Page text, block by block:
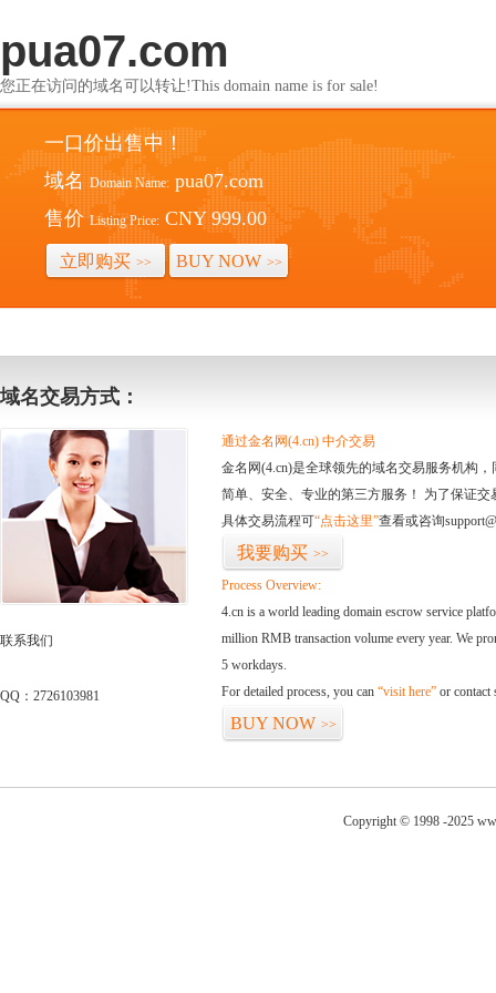
pua07.com
您正在访问的域名可以转让!This domain name is for sale!
一口价出售中！
域名 Domain Name: pua07.com
售价 Listing Price: CNY 999.00
立即购买 >> BUY NOW >>
域名交易方式：
联系我们
QQ：2726103981
通过金名网(4.cn) 中介交易
金名网(4.cn)是全球领先的域名交易服务机构
简单、安全、专业的第三方服务！ 为了保证
具体交易流程可“点击这里”查看或咨询
我要购买 >>
Process Overview:
4.cn is a world leading domain escrow service
million RMB transaction volume every year. We
5 workdays.
For detailed process, you can “visit here” or contact
BUY NOW >>
Copyright © 1998 -2025